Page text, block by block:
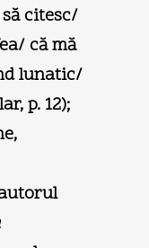
citesc/
că mă
lunatic/
p. 12);